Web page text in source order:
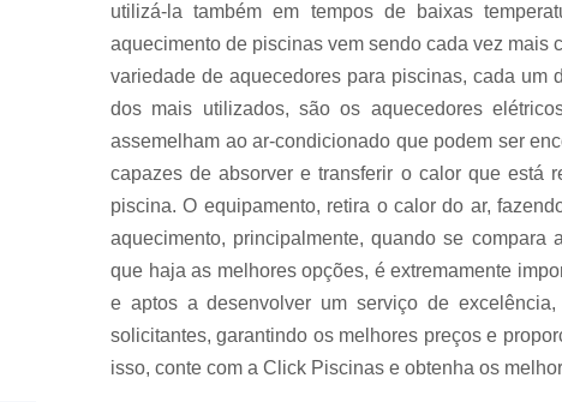
utilizá-la também em tempos de baixas
aquecimento de piscinas vem sendo cada vez mais
variedade de aquecedores para piscinas, cada um
dos mais utilizados, são os aquecedores
assemelham ao ar-condicionado que podem ser
capazes de absorver e transferir o calor que está
piscina. O equipamento, retira o calor do ar,
aquecimento, principalmente, quando se
que haja as melhores opções, é extremamente
e aptos a desenvolver um serviço de
solicitantes, garantindo os melhores preços e
isso, conte com a Click Piscinas e obtenha os